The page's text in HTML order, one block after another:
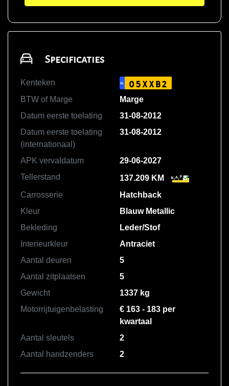
Specificaties
Kenteken NL 05XXB2
BTW of Marge
Marge
Datum eerste toelating
31-08-2012
Datum eerste toelating
(internationaal)
31-08-2012
APK vervaldatum
29-06-2027
Tellerstand
137.209 KM
Carrosserie
Hatchback
Kleur
Blauw Metallic
Bekleding
Leder/Stof
Interieurkleur
Antraciet
Aantal deuren
5
Aantal zitplaatsen
5
Gewicht
1337 kg
Motorrijtuigenbelasting
€ 163 - 183 per
kwartaal
Aantal sleutels
2
Aantal handzenders
2